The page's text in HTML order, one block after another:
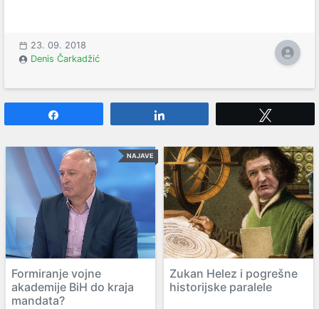
23. 09. 2018
Denis Čarkadžić
NAJAVE
Formiranje vojne
akademije BiH do kraja
mandata?
Zukan Helez i pogrešne
historijske paralele